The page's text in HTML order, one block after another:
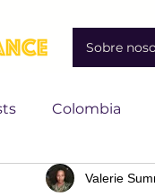
Sobre
Colombia
Derechos Humanos
Valerie